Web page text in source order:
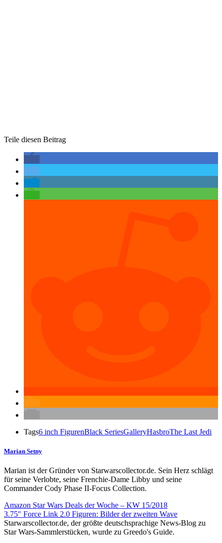
Teile diesen Beitrag
Tags6 inch FigurenBlack SeriesGalleryHasbroThe Last Jedi
Marian Setny
Marian ist der Gründer von Starwarscollector.de. Sein Herz schlägt
für seine Verlobte, seine Frenchie-Dame Libby und seine
Commander Cody Phase II-Focus Collection.
Amazon Star Wars Deals der Woche – KW 15/2018
3.75″ Force Link 2.0 Figuren: Bilder der zweiten Wave
Starwarscollector.de, der größte deutschsprachige News-Blog zu
Star Wars-Sammlerstücken, wurde zu Greedo's Guide.